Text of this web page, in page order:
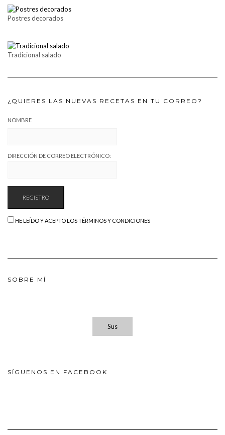
Postres decorados
Tradicional salado
¿QUIERES LAS NUEVAS RECETAS EN TU CORREO?
NOMBRE
DIRECCIÓN DE CORREO ELECTRÓNICO:
HE LEÍDO Y ACEPTO LOS TÉRMINOS Y CONDICIONES
SOBRE MÍ
Sus
SÍGUENOS EN FACEBOOK